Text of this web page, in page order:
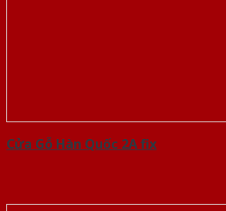
Cửa Gỗ Hàn Quốc 2A fix